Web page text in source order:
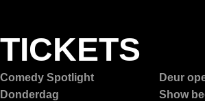
TICKETS
Comedy Spotlight
Donderdag
Deur
Show